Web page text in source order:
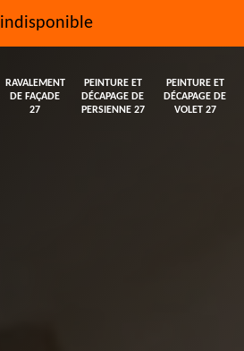
indisponible
RAVALEMENT
DE FAÇADE
27
PEINTURE ET
DÉCAPAGE DE
PERSIENNE 27
PEINTURE ET
DÉCAPAGE DE
VOLET 27